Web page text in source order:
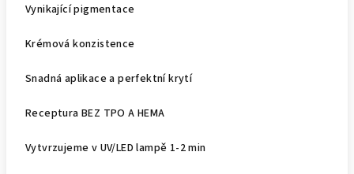
Vynikající pigmentace
Krémová konzistence
Snadná aplikace a perfektní krytí
Receptura BEZ TPO A HEMA
Vytvrzujeme v UV/LED lampě 1-2 min